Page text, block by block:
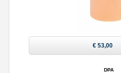
€ 53,00
DPA